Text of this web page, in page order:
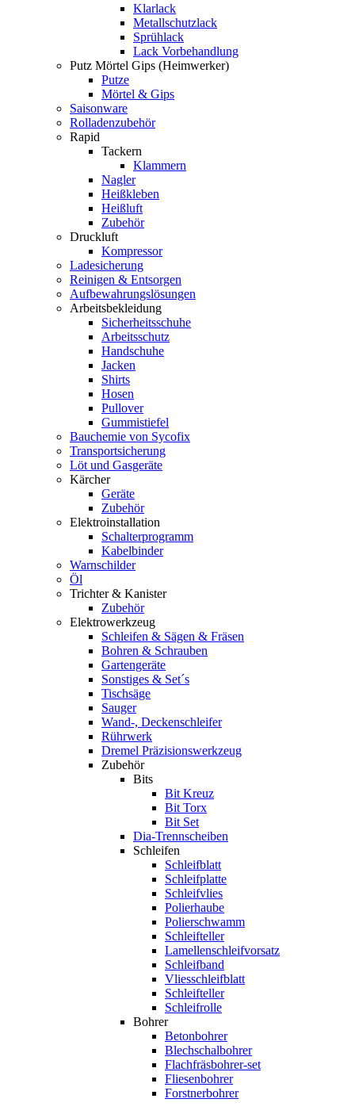
Klarlack
Metallschutzlack
Sprühlack
Lack Vorbehandlung
Putz Mörtel Gips (Heimwerker)
Putze
Mörtel & Gips
Saisonware
Rolladenzubehör
Rapid
Tackern
Klammern
Nagler
Heißkleben
Heißluft
Zubehör
Druckluft
Kompressor
Ladesicherung
Reinigen & Entsorgen
Aufbewahrungslösungen
Arbeitsbekleidung
Sicherheitsschuhe
Arbeitsschutz
Handschuhe
Jacken
Shirts
Hosen
Pullover
Gummistiefel
Bauchemie von Sycofix
Transportsicherung
Löt und Gasgeräte
Kärcher
Geräte
Zubehör
Elektroinstallation
Schalterprogramm
Kabelbinder
Warnschilder
Öl
Trichter & Kanister
Zubehör
Elektrowerkzeug
Schleifen & Sägen & Fräsen
Bohren & Schrauben
Gartengeräte
Sonstiges & Set´s
Tischsäge
Sauger
Wand-, Deckenschleifer
Rührwerk
Dremel Präzisionswerkzeug
Zubehör
Bits
Bit Kreuz
Bit Torx
Bit Set
Dia-Trennscheiben
Schleifen
Schleifblatt
Schleifplatte
Schleifvlies
Polierhaube
Polierschwamm
Schleifteller
Lamellenschleifvorsatz
Schleifband
Vliesschleifblatt
Schleifteller
Schleifrolle
Bohrer
Betonbohrer
Blechschalbohrer
Flachfräsbohrer-set
Fliesenbohrer
Forstnerbohrer